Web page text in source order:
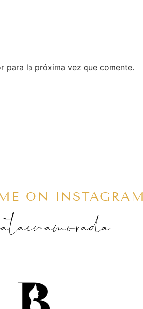
para la próxima vez que comente.
ON INSTAGRAM